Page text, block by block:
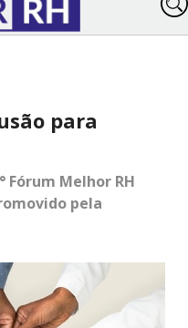
para
Fórum Melhor RH
pela